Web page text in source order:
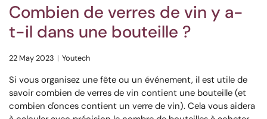
Combien de verres de vin y a-
t-il dans une bouteille ?
22 May 2023 Youtech
Si vous organisez une fête ou un événement, il est utile de
savoir combien de verres de vin contient une bouteille (et
combien d'onces contient un verre de vin). Cela vous aidera